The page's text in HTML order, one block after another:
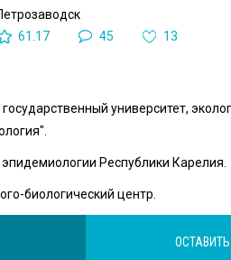
61.17
45 13
университет,
Республики Карелия.
биологический центр.